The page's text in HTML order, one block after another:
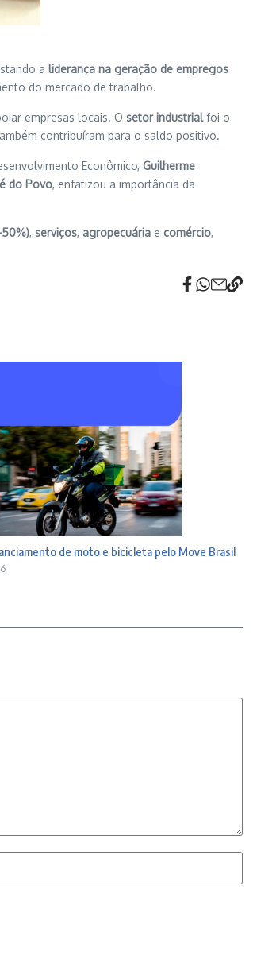
a liderança na geração de empregos
do mercado de trabalho.
empresas locais. O setor industrialfoi o
contribuíram para o saldo positivo.
Econômico, Guilherme
do Povo, enfatizou a importância da
, serviços, agropecuária e comércio,
de moto e bicicleta pelo Move Brasil